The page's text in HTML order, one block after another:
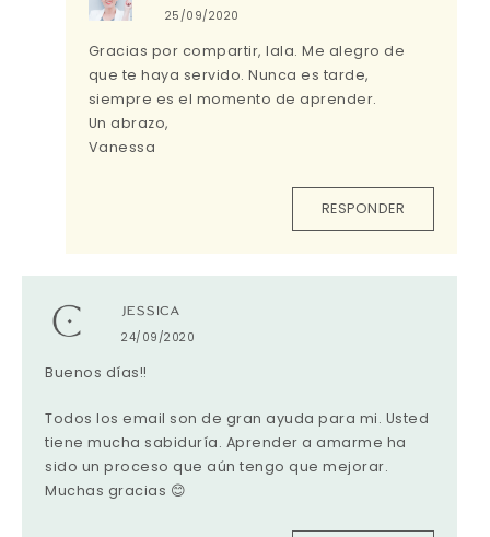
25/09/2020
Gracias por compartir, Iala. Me alegro de
que te haya servido. Nunca es tarde,
siempre es el momento de aprender.
Un abrazo,
Vanessa
RESPONDER
JESSICA
24/09/2020
Buenos días!!
Todos los email son de gran ayuda para mi. Usted
tiene mucha sabiduría. Aprender a amarme ha
sido un proceso que aún tengo que mejorar.
Muchas gracias 😊